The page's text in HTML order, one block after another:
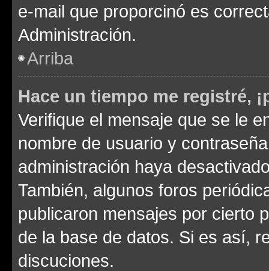
e-mail que proporcinó es
Administración.
Arriba
Hace un tiempo me registré,
Verifique el mensaje que se le
nombre de usuario y
administración haya
También, algunos foros
publicaron mensajes por cierto
de la base de datos. Si es así,
discuciones.